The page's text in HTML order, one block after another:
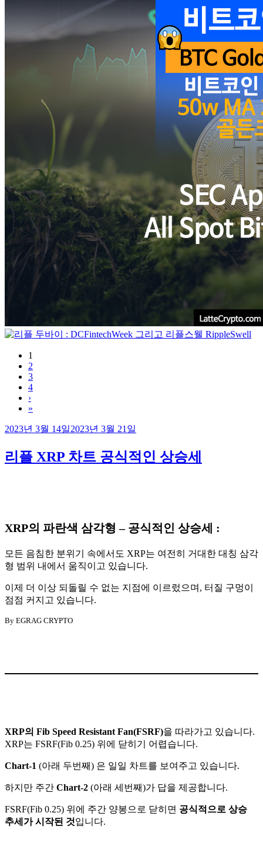
1
2
3
4
›
»
작
일
자
2023년 3월 14일2023년 3월 21일
리플 XRP 차트 공식적인 상승세
XRP의 파란색 삼각형 – 공식적인 상승세 :
모든 음침한 분위기 속에서도 XRP는 여전히 거대한 대칭 삼각
형 범위 내에서 움직이고 있습니다.
이제 더 이상 되돌릴 수 없는 지점에 이르렀으며, 터질 구멍이
점점 커지고 있습니다.
By EGRAG CRYPTO
XRP의 Fib Speed Resistant Fan(FSRF)을 따라가고 있습니다.
XRP는 FSRF(Fib 0.25) 위에 닫히기 어렵습니다.
Chart-1 (아래 두번째) 은 일일 차트를 보여주고 있습니다.
하지만 주간 Chart-2 (아래 세번째)가 답을 제공합니다.
FSRF(Fib 0.25) 위에 주간 양봉으로 닫히면 공식적으로 상승
추세가 시작된 것입니다.